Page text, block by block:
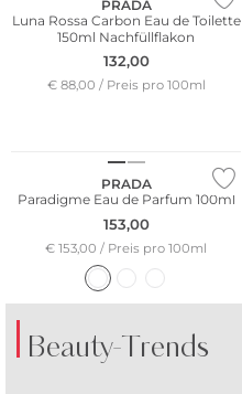
PRADA
Luna Rossa Carbon Eau de Toilette
150ml Nachfüllflakon
132,00
€ 88,00 / Preis pro 100ml
PRADA
Paradigme Eau de Parfum 100ml
153,00
€ 153,00 / Preis pro 100ml
Beauty-Trends